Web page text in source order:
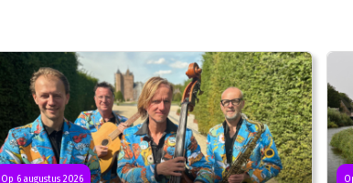
Op 6 augustus 2026